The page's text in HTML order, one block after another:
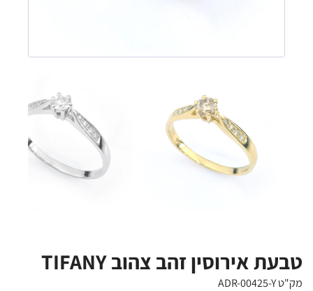
טבעת אירוסין זהב צהוב TIFANY
מק"ט ADR-00425-Y